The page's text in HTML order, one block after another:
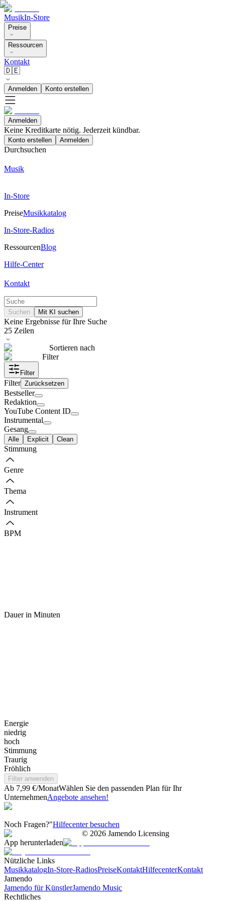
MusikIn-Store
Preise
Ressourcen
Kontakt
🇩🇪
Anmelden Konto erstellen
Anmelden
Keine Kreditkarte nötig. Jederzeit kündbar.
Konto erstellen Anmelden
Durchsuchen
Musik
In-Store
PreiseMusikkatalog
In-Store-Radios
RessourcenBlog
Hilfe-Center
Kontakt
Suchen Mit KI suchen
Keine Ergebnisse für Ihre Suche
25 Zeilen
Sortieren nach
Filter
Filter
Filter Zurücksetzen
Bestseller
Redaktion
YouTube Content ID
Instrumental
Gesang
Alle Explicit Clean
Stimmung
Genre
Thema
Instrument
BPM
Dauer in Minuten
Energie
niedrig
hoch
Stimmung
Traurig
Fröhlich
Filter anwenden
Ab 7,99 €/MonatWählen Sie den passenden Plan für Ihr
UnternehmenAngebote ansehen!
Noch Fragen?"Hilfecenter besuchen
© 2026 Jamendo Licensing
App herunterladen
Nützliche Links
MusikkatalogIn-Store-RadiosPreiseKontaktHilfecenterKontakt
Jamendo
Jamendo für KünstlerJamendo Music
Rechtliches